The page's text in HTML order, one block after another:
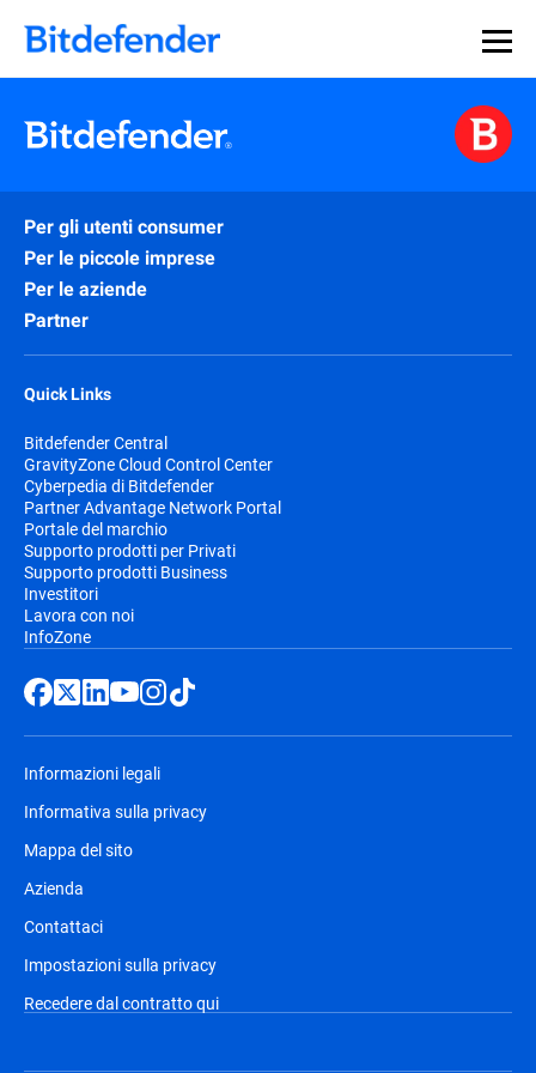
Per gli utenti consumer
Per le piccole imprese
Per le aziende
Partner
Quick Links
Bitdefender Central
GravityZone Cloud Control Center
Cyberpedia di Bitdefender
Partner Advantage Network Portal
Portale del marchio
Supporto prodotti per Privati
Supporto prodotti Business
Investitori
Lavora con noi
InfoZone
Informazioni legali
Informativa sulla privacy
Mappa del sito
Azienda
Contattaci
Impostazioni sulla privacy
Recedere dal contratto qui